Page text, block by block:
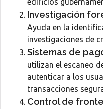
edificios
Investigación
Ayuda en la
investigaciones de
Sistemas de
utilizan el escaneo
autenticar a los
transacciones
Control de